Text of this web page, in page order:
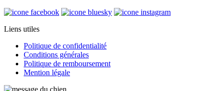
Liens utiles
Politique de confidentialité
Conditions générales
Politique de remboursement
Mention légale